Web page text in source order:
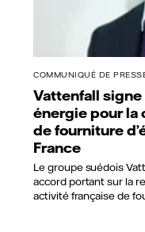
COMMUNIQUÉ DE
Vattenfall
énergie pour la
de fourniture
France
Le groupe suédois
accord portant sur la
activité française de